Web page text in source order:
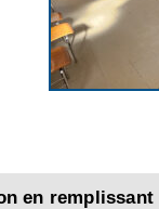
en